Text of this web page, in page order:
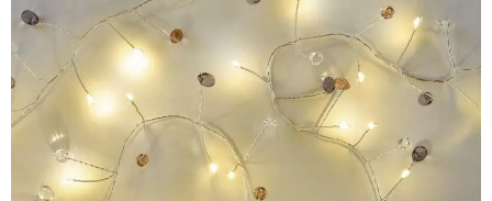
NIP: 8951925233
sklep@neoled.pl
Sklep internetowyShoper Premium